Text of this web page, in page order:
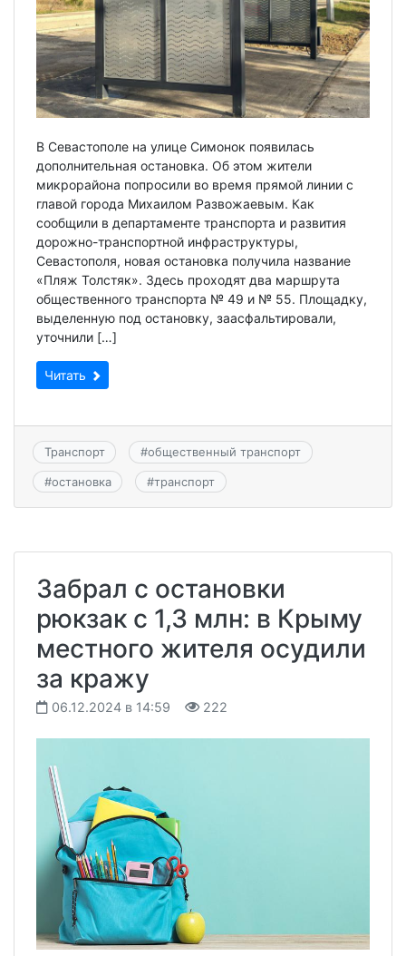
В Севастополе на улице Симонок появилась
дополнительная остановка. Об этом жители
микрорайона попросили во время прямой линии с
главой города Михаилом Развожаевым. Как
сообщили в департаменте транспорта и развития
дорожно-транспортной инфраструктуры,
Севастополя, новая остановка получила название
«Пляж Толстяк». Здесь проходят два маршрута
общественного транспорта № 49 и № 55. Площадку,
выделенную под остановку, заасфальтировали,
уточнили […]
Читать
Транспорт #общественный транспорт
#остановка #транспорт
Забрал с остановки
рюкзак с 1,3 млн: в Крыму
местного жителя осудили
за кражу
06.12.2024 в 14:59 222